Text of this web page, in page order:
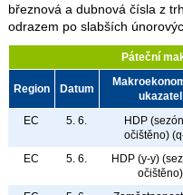
březnová a dubnová čísla z
odrazem po slabších
Páteční
Region Datum
ukazatel
EC
5. 6.
HDP
očištěno)
EC
5. 6.
HDP (y-y)
očištěno)